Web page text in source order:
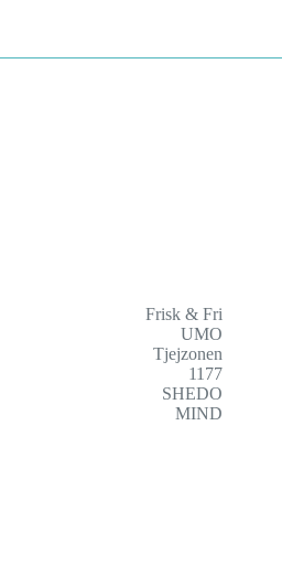
Frisk & Fri
UMO
Tjejzonen
1177
SHEDO
MIND